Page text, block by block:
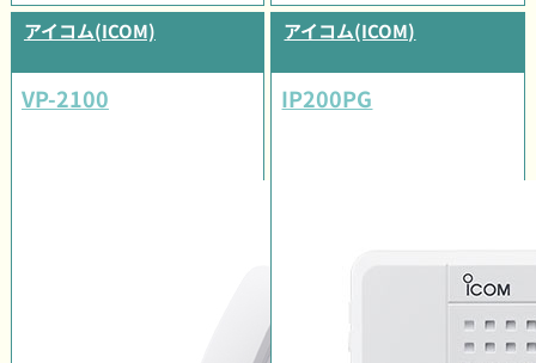
アイコム(ICOM)
VP-2100
アイコム(ICOM)
IP200PG